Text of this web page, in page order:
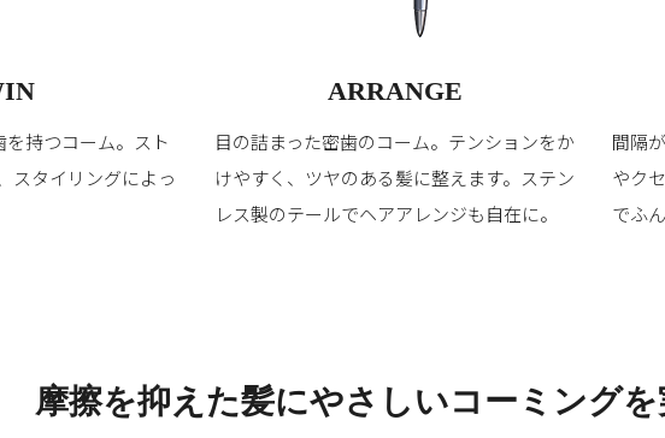
持つコーム。スト
スタイリングによっ
ARRANGE
目の詰まった密歯のコーム。テンションをか
けやすく、ツヤのある髪に整えます。ステン
レス製のテールでヘアアレンジも自在に。
間隔
やク
でふ
摩擦を抑えた髪にやさしいコーミングを